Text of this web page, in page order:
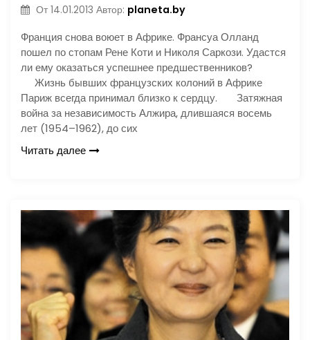
От 14.01.2013 Автор: planeta.by
Франция снова воюет в Африке. Франсуа Олланд
пошел по стопам Рене Коти и Николя Саркози. Удастся
ли ему оказаться успешнее предшественников?
Жизнь бывших французских колоний в Африке
Париж всегда принимал близко к сердцу. Затяжная
война за независимость Алжира, длившаяся восемь
лет (1954–1962), до сих
Читать далее